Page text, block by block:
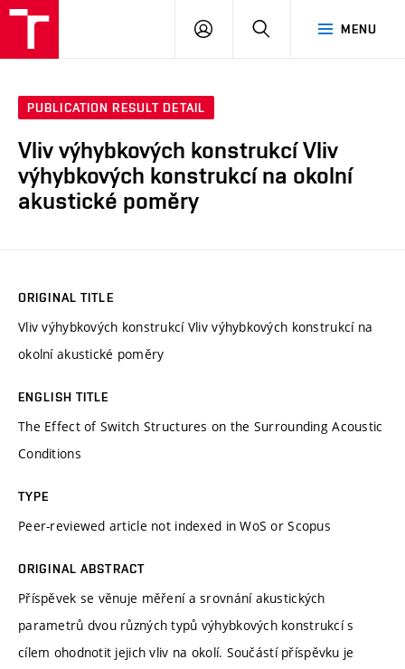
MENU
LOG
SEARCH
PUBLICATION RESULT DETAIL
Vliv výhybkových konstrukcí Vliv
výhybkových konstrukcí na okolní
akustické poměry
ORIGINAL TITLE
Vliv výhybkových konstrukcí Vliv výhybkových konstrukcí na
okolní akustické poměry
ENGLISH TITLE
The Effect of Switch Structures on the Surrounding Acoustic
Conditions
TYPE
Peer-reviewed article not indexed in WoS or Scopus
ORIGINAL ABSTRACT
Příspěvek se věnuje měření a srovnání akustických
parametrů dvou různých typů výhybkových konstrukcí s
cílem ohodnotit jejich vliv na okolí. Součástí příspěvku je